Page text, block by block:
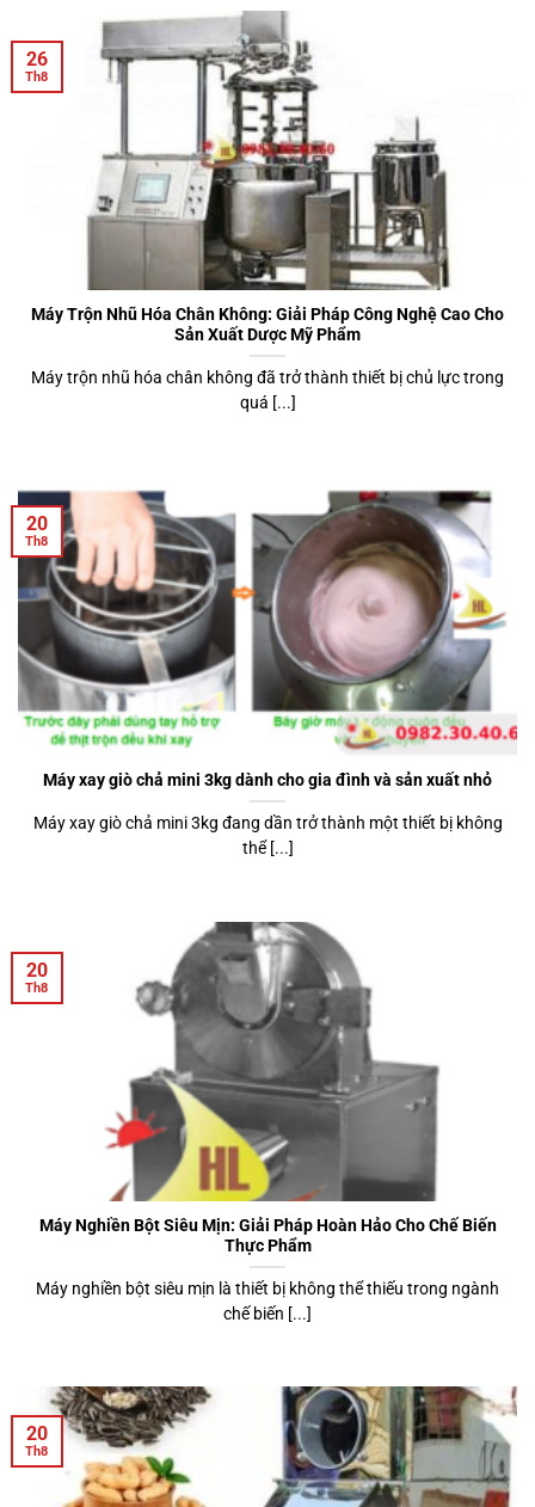
Máy Trộn Nhũ Hóa Chân Không: Giải Pháp Công Nghệ Cao Cho
Sản Xuất Dược Mỹ Phẩm
Máy trộn nhũ hóa chân không đã trở thành thiết bị chủ lực trong
quá [...]
26
Th8
Máy xay giò chả mini 3kg dành cho gia đình và sản xuất nhỏ
Máy xay giò chả mini 3kg đang dần trở thành một thiết bị không
thể [...]
20
Th8
Máy Nghiền Bột Siêu Mịn: Giải Pháp Hoàn Hảo Cho Chế Biến
Thực Phẩm
Máy nghiền bột siêu mịn là thiết bị không thể thiếu trong ngành
chế biến [...]
20
Th8
20
Th8